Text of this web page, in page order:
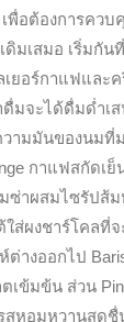
เพื่อต้องการคว
ดิมเสมอ เริ่มกัน
เยอร์กาแฟและ
ดื่มจะได้ดื่มด่ำเ
ามมันของนมที่
กาแฟสกัดเ
ซ่าผสมไซรัปส้
ใส่ผงชาร์โคลที่
ต่างออกไป
เข้มข้น ส่วน
หอมหวานสดชื่